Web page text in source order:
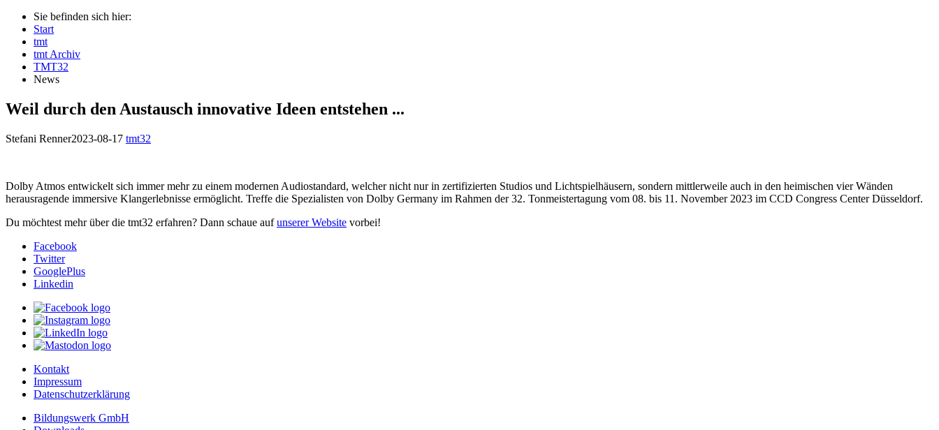
Sie befinden sich hier:
Start
tmt
tmt Archiv
TMT32
News
Weil durch den Austausch innovative Ideen entstehen ...
Stefani Renner2023-08-17 tmt32
Dolby Atmos entwickelt sich immer mehr zu einem modernen Audiostandard, welcher nicht nur in zertifizierten Studios und Lichtspielhäusern, sondern mittlerweile auch in den heimischen vier Wänden
herausragende immersive Klangerlebnisse ermöglicht. Treffe die Spezialisten von Dolby Germany im Rahmen der 32. Tonmeistertagung vom 08. bis 11. November 2023 im CCD Congress Center Düsseldorf.
Du möchtest mehr über die tmt32 erfahren? Dann schaue aufunserer Website vorbei!
Facebook
Twitter
GooglePlus
Linkedin
Kontakt
Impressum
Datenschutzerklärung
Bildungswerk GmbH